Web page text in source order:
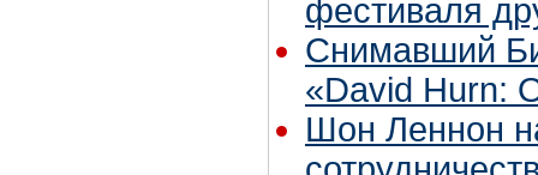
фестиваля
Снимавший
«David Hurn:
Шон Леннон